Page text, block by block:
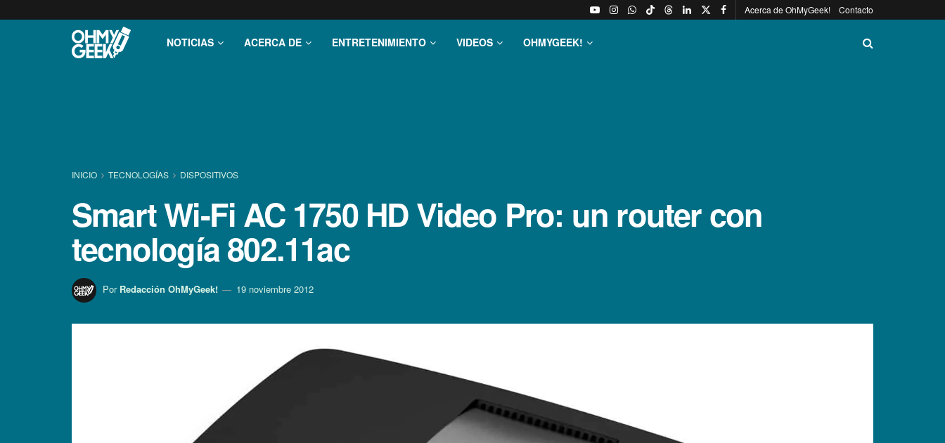
Acerca de OhMyGeek! Contacto
NOTICIAS ACERCA DE ENTRETENIMIENTO VIDEOS OHMYGEEK!
INICIO TECNOLOGÍ­AS DISPOSITIVOS
Smart Wi-Fi AC 1750 HD Video Pro: un router con
tecnologí­a 802.11ac
Por Redacción OhMyGeek! 19 noviembre 2012